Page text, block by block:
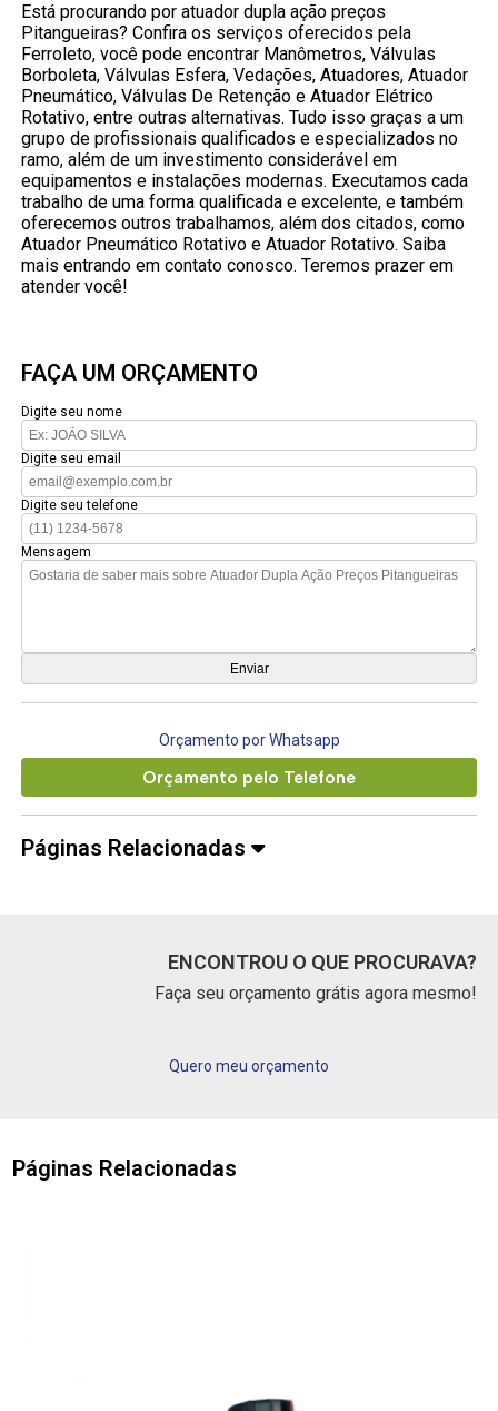
Está procurando por atuador dupla ação preços
Pitangueiras? Confira os serviços oferecidos pela
Ferroleto, você pode encontrar Manômetros, Válvulas
Borboleta, Válvulas Esfera, Vedações, Atuadores, Atuador
Pneumático, Válvulas De Retenção e Atuador Elétrico
Rotativo, entre outras alternativas. Tudo isso graças a um
grupo de profissionais qualificados e especializados no
ramo, além de um investimento considerável em
equipamentos e instalações modernas. Executamos cada
trabalho de uma forma qualificada e excelente, e também
oferecemos outros trabalhamos, além dos citados, como
Atuador Pneumático Rotativo e Atuador Rotativo. Saiba
mais entrando em contato conosco. Teremos prazer em
atender você!
FAÇA UM ORÇAMENTO
Digite seu nome
Digite seu email
Digite seu telefone
Mensagem
Orçamento por Whatsapp
Orçamento pelo Telefone
Páginas Relacionadas
ENCONTROU O QUE PROCURAVA?
Faça seu orçamento grátis agora mesmo!
Quero meu orçamento
Páginas Relacionadas